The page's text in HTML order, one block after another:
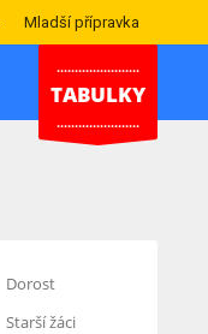
Mladší přípravka
.......................
TABULKY
.......................
Dorost
Starší žáci